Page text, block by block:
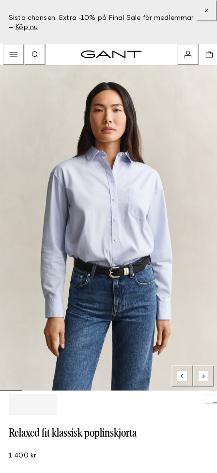
Sista chansen: Extra -10% på Final Sale för medlemmar
– Köp nu
Relaxed fit klassisk poplinskjorta
1 400 kr